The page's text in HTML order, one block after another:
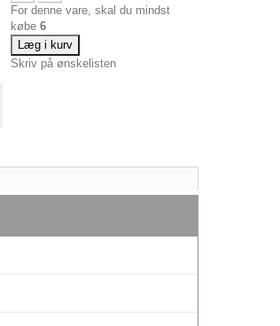
For denne vare, skal du mindst
købe6
Læg i kurv
Skriv på ønskelisten